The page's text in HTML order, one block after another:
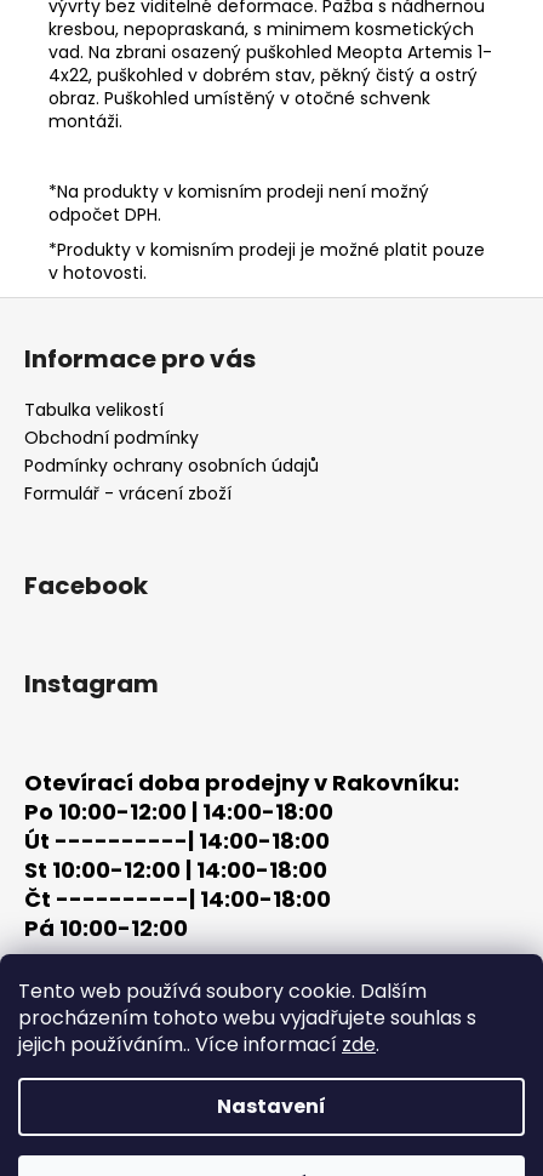
Tento web používá soubory cookie. Dalším
procházením tohoto webu vyjadřujete souhlas s
jejich používáním.. Více informací zde.
Nastavení
vývrty bez viditelné deformace. Pažba s nádhernou
kresbou, nepopraskaná, s minimem kosmetických
vad. Na zbrani osazený puškohled Meopta Artemis 1-
4x22, puškohled v dobrém stav, pěkný čistý a ostrý
obraz. Puškohled umístěný v otočné schvenk
montáži.
*Na produkty v komisním prodeji není možný
odpočet DPH.
*Produkty v komisním prodeji je možné platit pouze
v hotovosti.
Z
Informace pro vás
Tabulka velikostí
Obchodní podmínky
Podmínky ochrany osobních údajů
Formulář - vrácení zboží
Facebook
Instagram
Otevírací doba prodejny v Rakovníku:
Po 10:00-12:00 | 14:00-18:00
Út ----------| 14:00-18:00
St 10:00-12:00 | 14:00-18:00
Čt ----------| 14:00-18:00
Pá 10:00-12:00
tel: +420 603 320 859
email: terc-zbrane@seznam.cz
Copyright 2026PROCHÁZKA | OUTDOOR - LOV. Všechna